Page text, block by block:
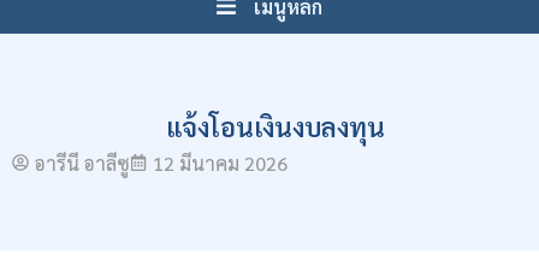
เมนูหลัก
แจ้งโอนเงินงบลงทุน
อารีนี อาลีซู 12 มีนาคม 2026